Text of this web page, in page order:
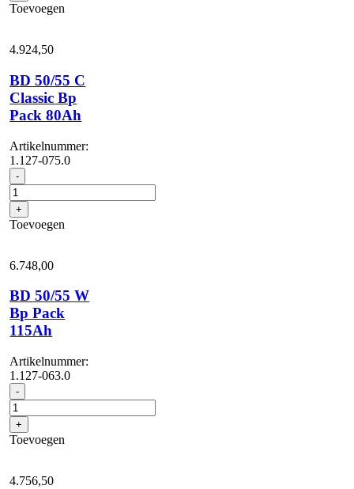
Bp
115Ah
aantal
Toevoegen
4.924,50
BD 50/55 C
Classic Bp
Pack 80Ah
Artikelnummer:
1.127-075.0
- BD
50/55
C
Classic
Bp
80Ah
aantal
+
Toevoegen
6.748,00
BD 50/55 W
Bp Pack
115Ah
Artikelnummer:
1.127-063.0
- BD
50/55
W
Bp
Pack
aantal
+
Toevoegen
4.756,50